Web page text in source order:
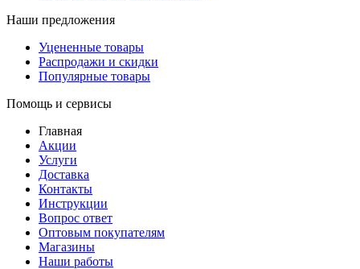
Наши предложения
Уцененные товары
Распродажи и скидки
Популярные товары
Помощь и сервисы
Главная
Акции
Услуги
Доставка
Контакты
Инструкции
Вопрос ответ
Оптовым покупателям
Магазины
Наши работы